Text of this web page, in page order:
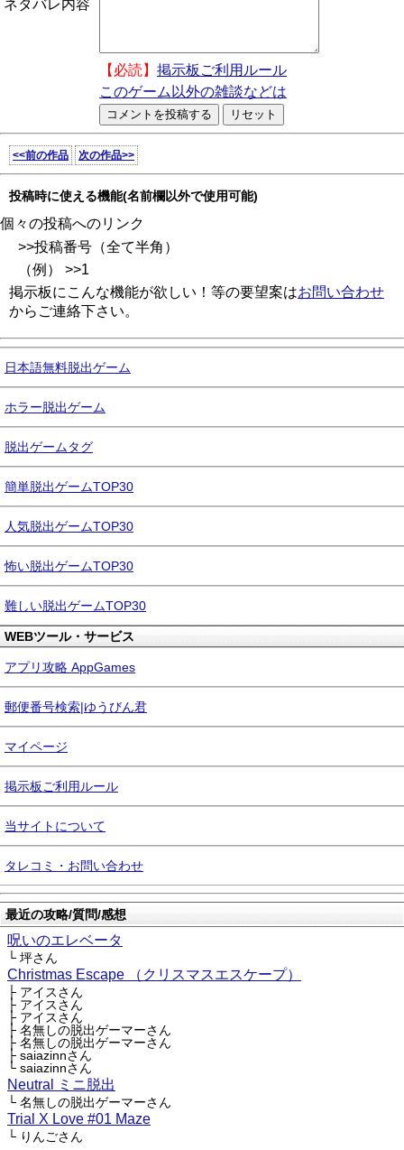
ネタバレ内容
【必読】 掲示板ご利用ルール
このゲーム以外の雑談などは
<<前の作品 次の作品>>
投稿時に使える機能(名前欄以外で使用可能)
個々の投稿へのリンク
>>投稿番号（全て半角）
（例） >>1
掲示板にこんな機能が欲しい！等の要望案はお問い合わせ
からご連絡下さい。
日本語無料脱出ゲーム
ホラー脱出ゲーム
脱出ゲームタグ
簡単脱出ゲームTOP30
人気脱出ゲームTOP30
怖い脱出ゲームTOP30
難しい脱出ゲームTOP30
WEBツール・サービス
アプリ攻略 AppGames
郵便番号検索|ゆうびん君
マイページ
掲示板ご利用ルール
当サイトについて
タレコミ・お問い合わせ
最近の攻略/質問/感想
呪いのエレベータ
└ 坪さん
Christmas Escape （クリスマスエスケープ）
├ アイスさん
├ アイスさん
├ アイスさん
├ 名無しの脱出ゲーマーさん
├ 名無しの脱出ゲーマーさん
├ saiazinnさん
└ saiazinnさん
Neutral ミニ脱出
└ 名無しの脱出ゲーマーさん
Trial X Love #01 Maze
└ りんごさん